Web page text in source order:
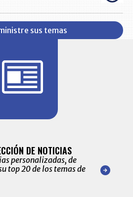
sus temas
DE NOTICIAS
personalizadas, de
top 20 de los temas de
de las